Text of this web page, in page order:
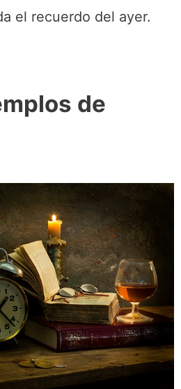
el recuerdo del ayer.
de